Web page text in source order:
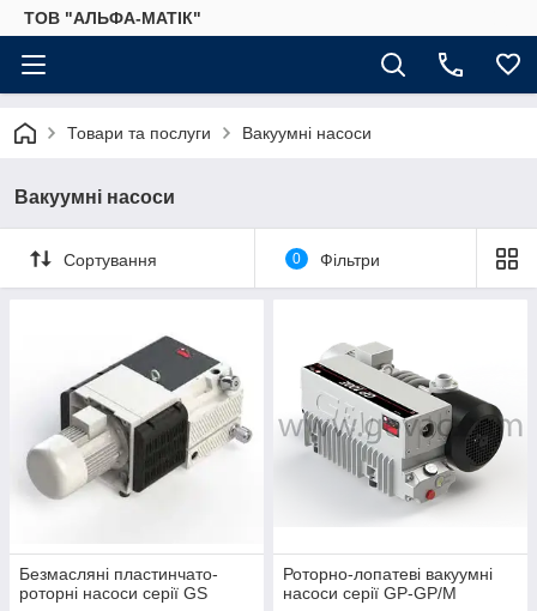
ТОВ "АЛЬФА-МАТІК"
Товари та послуги Вакуумні насоси
Вакуумні насоси
Сортування 0 Фільтри
Безмасляні пластинчато-
роторні насоси серії GS
Роторно-лопатеві вакуумні
насоси серії GP-GP/M